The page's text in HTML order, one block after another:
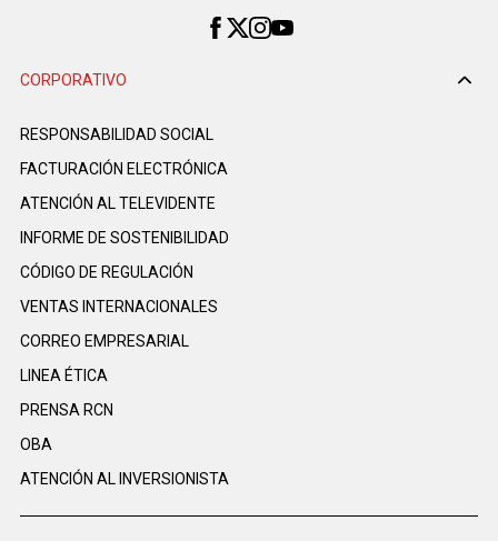
CORPORATIVO
RESPONSABILIDAD SOCIAL
FACTURACIÓN ELECTRÓNICA
ATENCIÓN AL TELEVIDENTE
INFORME DE SOSTENIBILIDAD
CÓDIGO DE REGULACIÓN
VENTAS INTERNACIONALES
CORREO EMPRESARIAL
LINEA ÉTICA
PRENSA RCN
OBA
ATENCIÓN AL INVERSIONISTA